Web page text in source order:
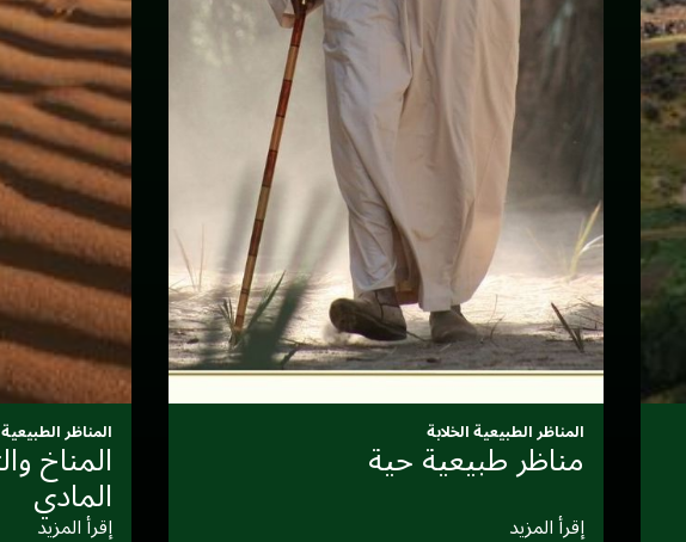
المناظر الطبيعية الخلابة
مناظر طبيعية حية
إقرأ المزيد
المناظر
المناخ
المادي
إقرأ المزيد